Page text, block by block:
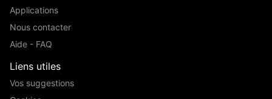
Applications
Nous contacter
Aide - FAQ
Liens utiles
Vos suggestions